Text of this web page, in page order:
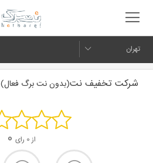
تهران
شرکت تخفیف نت(بدون نت برگ فعال)
از 0 رای 0